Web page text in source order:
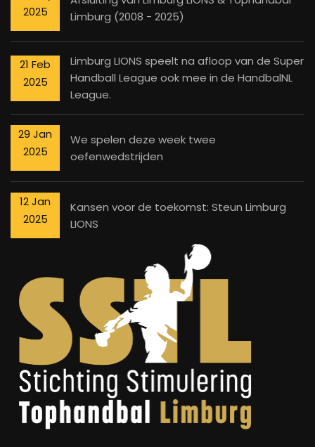
2025
Limburg (2008 - 2025)
21 Feb
2025
Limburg LIONS speelt na afloop van de Super
Handball League ook mee in de HandbalNL
League.
29 Jan
2025
We spelen deze week twee
oefenwedstrijden
12 Jan
2025
Kansen voor de toekomst: Steun Limburg
LIONS